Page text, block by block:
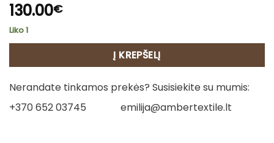
130.00€
Liko 1
Į KREPŠELĮ
Nerandate tinkamos prekės? Susisiekite su mumis:
+370 652 03745
emilija@ambertextile.lt